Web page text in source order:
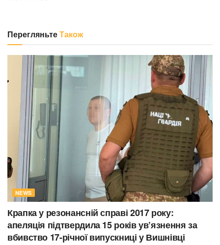
ПерегляньтеТакож
NEWS
Крапка у резонансній справі 2017 року:
апеляція підтвердила 15 років ув’язнення за
вбивство 17-річної випускниці у Вишнівці